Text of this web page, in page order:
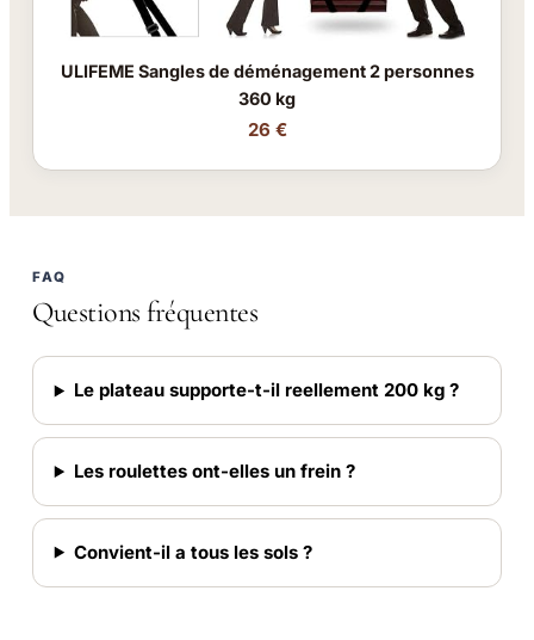
ULIFEME Sangles de déménagement 2 personnes
360 kg
26 €
FAQ
Questions fréquentes
Le plateau supporte-t-il reellement 200 kg ?
Les roulettes ont-elles un frein ?
Convient-il a tous les sols ?